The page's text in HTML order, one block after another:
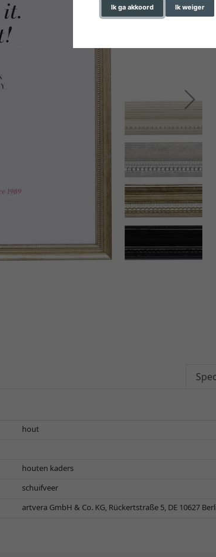
Ik ga akkoord Ik weiger
Verder
hout
houten kaders
schuifveer
artvera GmbH & Co. KG, Rückertstraße 5, DE 10627